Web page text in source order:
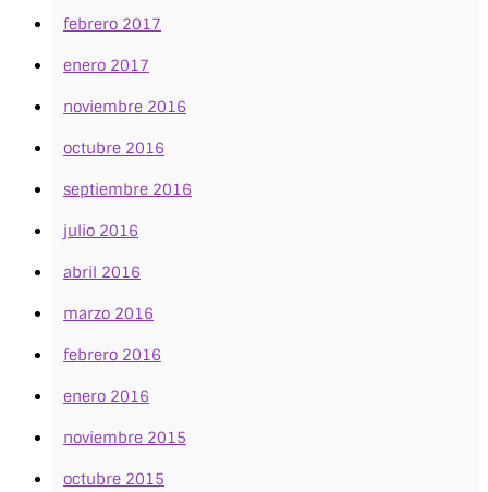
febrero 2017
enero 2017
noviembre 2016
octubre 2016
septiembre 2016
julio 2016
abril 2016
marzo 2016
febrero 2016
enero 2016
noviembre 2015
octubre 2015